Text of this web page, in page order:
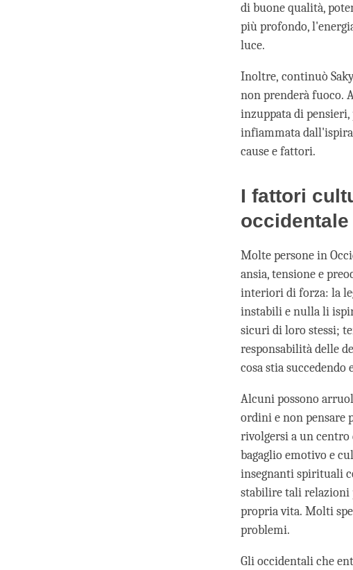
di buone qualità,
più profondo,
luce.
Inoltre, continuò
non prenderà fuoco.
inzuppata di
infiammata
cause e fattori.
I fattori
Molte persone in
ansia, tensione e
interiori di forza: la
instabili e nulla li
sicuri di loro stessi;
responsabilità delle
cosa stia
Alcuni possono
ordini e non pensare
rivolgersi a un centro
bagaglio emotivo e
insegnanti spirituali
stabilire tali relazioni
propria vita. Molti
problemi.
Gli occidentali che